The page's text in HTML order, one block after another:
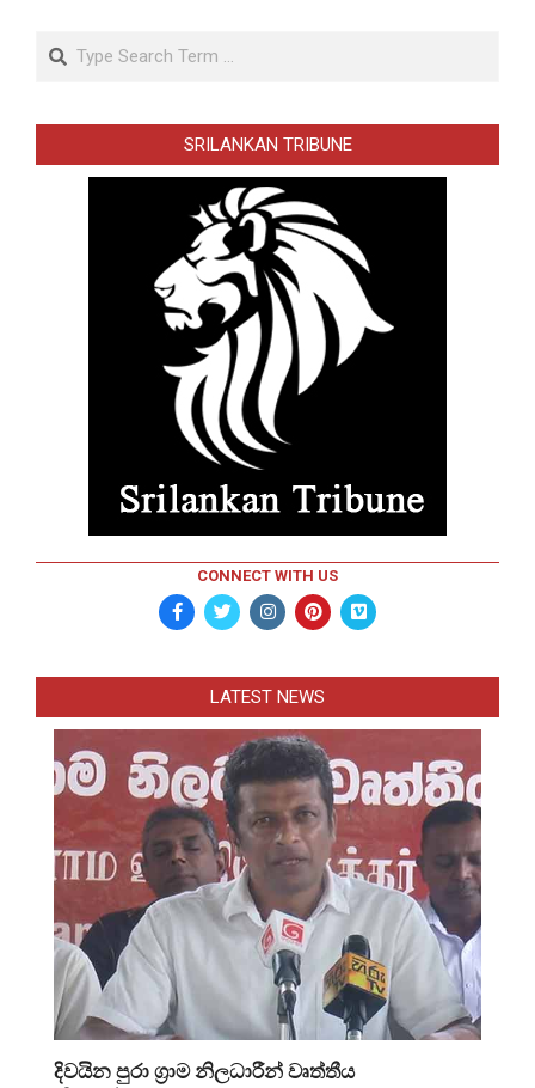
Search
SRILANKAN TRIBUNE
CONNECT WITH US
LATEST NEWS
දිවයින පුරා ග්‍රාම නිලධාරීන් වෘත්තීය